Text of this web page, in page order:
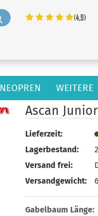
Suchbegriff...
NEOPREN WEITERE
Ascan
Lieferzeit:
Lagerbestand:
2
Versand frei:
Versandgewicht:
6
Gabelbaum Länge: